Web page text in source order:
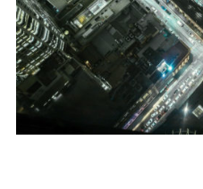
Stimulation-évaluation
ACTIVITÉ LOCOMOTRICE ET
COORDINATION ET SENSORI-
ANXIÉTÉ ET DÉPRESSION